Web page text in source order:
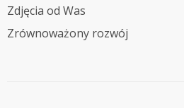
Zdjęcia od Was
Zrównoważony rozwój